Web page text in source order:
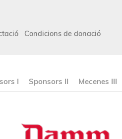
Condicions de donació
I Sponsors II Mecenes III